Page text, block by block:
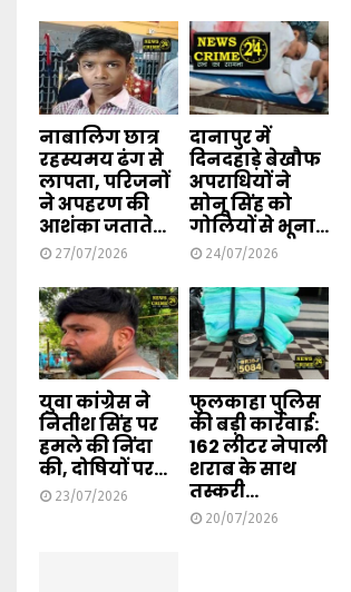
नाबालिग छात्र
रहस्यमय ढंग से
लापता, परिजनों
ने अपहरण की
आशंका जताते...
27/07/2026
दानापुर में
दिनदहाड़े बेखौफ
अपराधियों ने
सोनू सिंह को
गोलियों से भूना...
24/07/2026
युवा कांग्रेस ने
नितीश सिंह पर
हमले की निंदा
की, दोषियों पर...
23/07/2026
फुलकाहा पुलिस
की बड़ी कार्रवाई:
162 लीटर नेपाली
शराब के साथ
तस्करी...
20/07/2026